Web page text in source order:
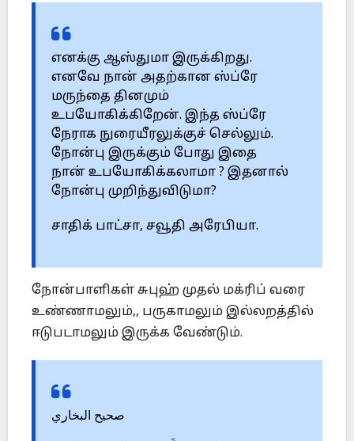
எனக்கு ஆஸ்துமா இருக்கிறது.
எனவே நான் அதற்கான ஸ்ப்ரே
மருந்தை தினமும்
உபயோகிக்கிறேன். இந்த ஸ்ப்ரே
நேராக நுரையீரலுக்குச் செல்லும்.
நோன்பு இருக்கும் போது இதை
நான் உபயோகிக்கலாமா ? இதனால்
நோன்பு முறிந்துவிடுமா?
சாதிக் பாட்சா, சவூதி அரேபியா.
நோன்பாளிகள் சுபுஹ் முதல் மக்ரிப் வரை
உண்ணாமலும்,, பருகாமலும் இல்லறத்தில்
ஈடுபடாமலும் இருக்க வேண்டும்.
صحيح البخاري